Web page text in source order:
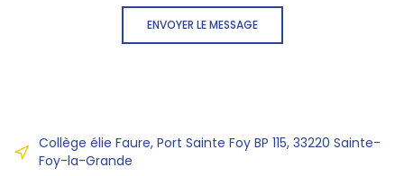
ENVOYER LE MESSAGE
Collège élie Faure, Port Sainte Foy BP 115, 33220 Sainte-
Foy-la-Grande